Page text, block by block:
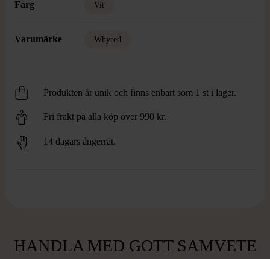
Färg Vit
Varumärke Whyred
Produkten är unik och finns enbart som 1 st i lager.
Fri frakt på alla köp över 990 kr.
14 dagars ångerrät.
HANDLA MED GOTT SAMVETE